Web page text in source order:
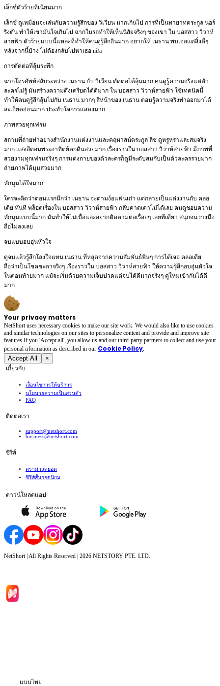
เล็กซ์ตัวร้ายที่เนียนมาก
เล็กซ์ ดูเหมือนจะเล่นกับความรู้สึกของ วิเวียน มากเกินไป การที่เป็นทายาทตระกูล นอร์
ริงตัน ทำให้เขามั่นใจเกินไป ฉากในรถทำให้เห็นนิสัยจริงๆ ของเขา ใน บอสสาว วิวาห์
สายฟ้า ตัวร้ายแบบนี้แหละที่ทำให้คนดูรู้สึกอินมาก อยากให้ เนธาน พบเจอแต่สิ่งดีๆ
หลังจากนี้บ้าง ไม่ต้องกลับไปหาเธอ nữa
การตัดต่อที่ลุ้นระทึก
ฉากโทรศัพท์สลับระหว่าง เนธาน กับ วิเวียน ตัดต่อได้ลุ้นมาก คนดูรู้ความจริงแต่ตัว
ละครไม่รู้ มันสร้างความตึงเครียดได้ดีมาก ใน บอสสาว วิวาห์สายฟ้า ใช้เทคนิคนี้
ทำให้คนดูรู้สึกลุ้นไปกับ เนธาน มากๆ สีหน้าของ เนธาน ตอนรู้ความจริงทำออกมาได้
ละเอียดอ่อนมาก ประทับใจการแสดงมาก
ภาพสวยทุกเฟรม
สถานที่ถ่ายทำอย่างสำนักงานแต่งงานและคฤหาสน์ตระกูล ลีช ดูหรูหราและสมจริง
มาก แสงสีตอนพระอาทิตย์ตกดินสวยมาก เรื่องราวใน บอสสาว วิวาห์สายฟ้า มีภาพที่
สวยงามทุกเฟรมจริงๆ การแต่งกายของตัวละครก็ดูมีระดับสมกับเป็นตัวละครรวยมาก
ถ่ายภาพได้มุมสวยมาก
หักมุมได้ใจมาก
ใครจะคิดว่าตอนแรกนึกว่า เนธาน จะตามง้อแฟนเก่า แต่กลายเป็นแต่งงานกับ คลอ
เดีย ทันที พล็อตเรื่องใน บอสสาว วิวาห์สายฟ้า กลับคาดเดาไม่ได้เลย คนดูชอบความ
หักมุมแบบนี้มาก มันทำให้ไม่เบื่อและอยากติดตามต่อเรื่อยๆ เลยทีเดียว สนุกจนวางมือ
ถือไม่ลงเลย
จบแบบอบอุ่นหัวใจ
ดูจบแล้วรู้สึกโลงใจแทน เนธาน ที่หลุดจากความสัมพันธ์พิษๆ การได้เจอ คลอเดีย
ถือว่าเป็นโชคชะตาจริงๆ เรื่องราวใน บอสสาว วิวาห์สายฟ้า ให้ความรู้สึกอบอุ่นหัวใจ
ในตอนท้ายมาก แม้จะเริ่มด้วยความเจ็บปวดแต่จบได้ดีมากจริงๆ คู่ใหม่เข้ากันได้ดี
มาก
Your privacy matters
NetShort uses necessary cookies to make our site work. We would also like to use cookies
and similar technologies on our sites to personalize content and provide and improve site
features.If you 'Accept all', you allow us and our third-party partners to collect and use your
personal irformation as described in our Cookie Policy.
Accept All ×
เกี่ยวกับ
เงื่อนไขการให้บริการ
นโยบายความเป็นส่วนตัว
FAQ
ติดต่อเรา
support@netshort.com
business@netshort.com
ซีรีส์
ดราม่าสุดยอด
ซีรีส์สั้นยอดนิยม
ดาวน์โหลดแอป
NetShort | All Rights Reserved | 2026 NETSTORY PTE. LTD.
แบบไทย